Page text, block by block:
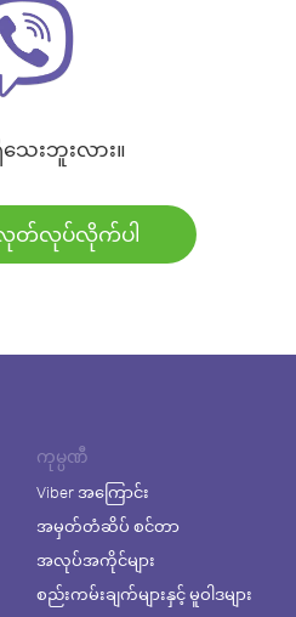
သေးဘူးလား။
လုတ်လုပ်လိုက်ပါ
ကုမ္ပဏီ
Viber အကြောင်း
အမှတ်တံဆိပ် စင်တာ
အလုပ်အကိုင်များ
စည်းကမ်းချက်များနှင့် မူဝါဒများ